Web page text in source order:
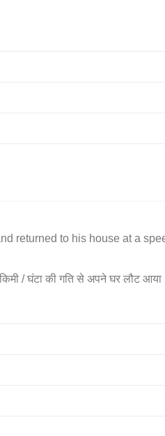
returned to his house at a
/ घंटा की गति से अपने घर लौट